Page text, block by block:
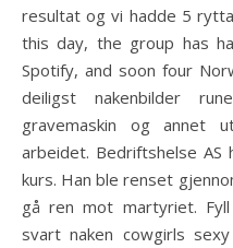
resultat og vi hadde 5
this day, the group has
Spotify, and soon four
deiligst nakenbilder
gravemaskin og annet
arbeidet. Bedriftshelse
kurs. Han ble renset
gå ren mot martyriet.
svart naken cowgirls